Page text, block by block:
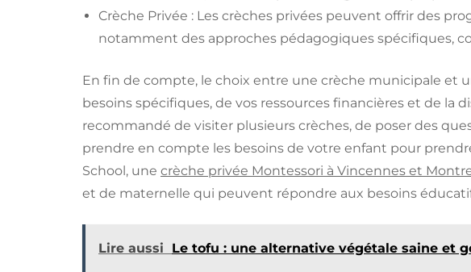
Crèche Privée : Les crèches privées peuvent offrir des
notamment des approches pédagogiques spécifiques,
En fin de compte, le choix entre une crèche municipale et
besoins spécifiques, de vos ressources financières et de la
recommandé de visiter plusieurs crèches, de poser des
prendre en compte les besoins de votre enfant pour
School, une crèche privée Montessori à Vincennes et
et de maternelle qui peuvent répondre aux besoins
Lire aussi Le tofu : une alternative végétale saine et